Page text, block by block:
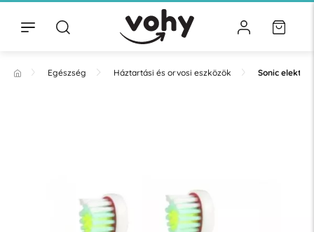
Egészség Háztartási és orvosi eszközök Sonic